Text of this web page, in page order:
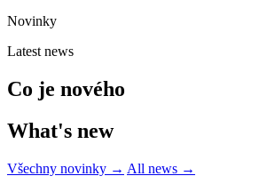
Novinky
Latest news
Co je nového
What's new
Všechny novinky → All news →